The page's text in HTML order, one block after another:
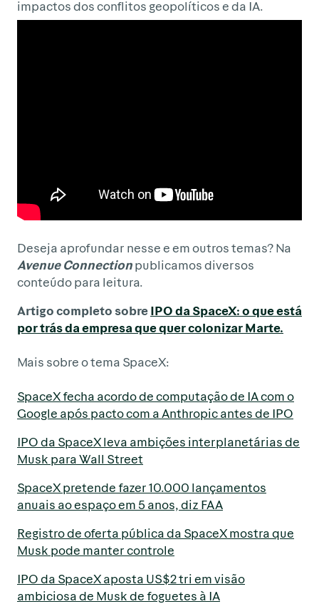
impactos dos conflitos geopolíticos e da IA.
Deseja aprofundar nesse e em outros temas? Na
Avenue Connectionpublicamos diversos
conteúdo para leitura.
Artigo completo sobreIPO da SpaceX: o que está
por trás da empresa que quer colonizar Marte.
Mais sobre o tema SpaceX:
SpaceX fecha acordo de computação de IA com o
Google após pacto com a Anthropic antes de IPO
IPO da SpaceX leva ambições interplanetárias de
Musk para Wall Street
SpaceX pretende fazer 10.000 lançamentos
anuais ao espaço em 5 anos, diz FAA
Registro de oferta pública da SpaceX mostra que
Musk pode manter controle
IPO da SpaceX aposta US$2 tri em visão
ambiciosa de Musk de foguetes à IA